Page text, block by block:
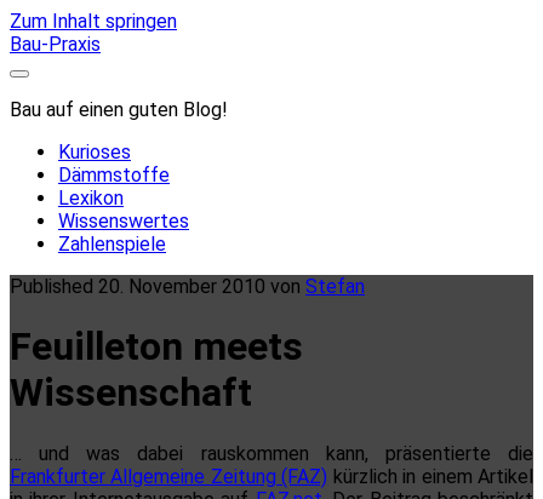
Zum Inhalt springen
Bau-Praxis
Bau auf einen guten Blog!
Kurioses
Dämmstoffe
Lexikon
Wissenswertes
Zahlenspiele
Published 20. November 2010 von Stefan
Feuilleton meets
Wissenschaft
… und was dabei rauskommen kann, präsentierte die
Frankfurter Allgemeine Zeitung (FAZ) kürzlich in einem Artikel